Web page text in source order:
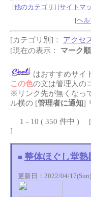
[他のカテゴリ ] [サイトマ
[ヘ
[カテゴリ別]： アクセ
[現在の表示：
マーク順
はおすすめサイ
この色の文は管理人の
※リンク先が無くなっ
ル横の [管理者に通知]
1 - 10 ( 350 件中 )
]
■ 整体ほぐし堂
更新日：2022/04/